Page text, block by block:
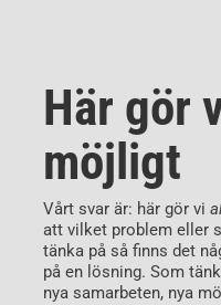
Här gör
möjligt
Vårt svar är: här gör vi
att vilket problem eller
tänka på så finns det
på en lösning. Som
nya samarbeten, nya